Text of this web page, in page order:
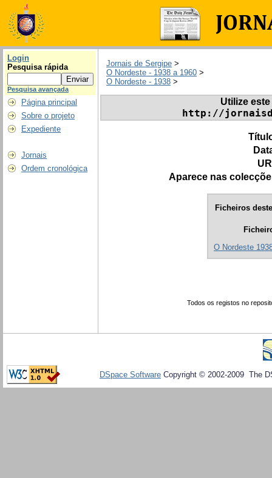
Login
Pesquisa rápida
Pesquisa avançada
Página principal
Sobre o projeto
Expediente
Jornais
Ordem cronológica
Jornais de Sergipe >
O Nordeste - 1938 a 1960 >
O Nordeste - 1938 >
Utilize
http://
Aparece nas
Ficheiros
O Nordeste
Todos os registos no
DSpace Software Copyright © 2002-2009 The